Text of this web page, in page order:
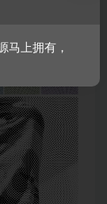
马上拥有，